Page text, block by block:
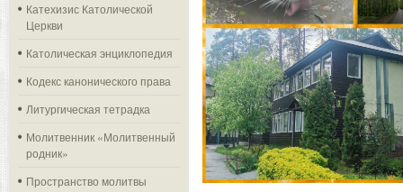
Катехизис Католической
Церкви
Католическая энциклопедия
Кодекс канонического права
Литургическая тетрадка
Молитвенник «Молитвенный
родник»
Пространство молитвы